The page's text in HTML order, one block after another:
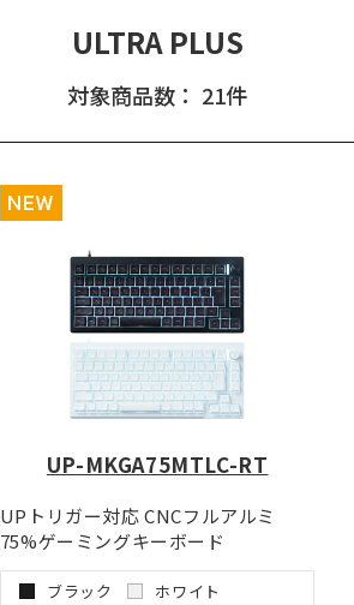
ULTRA PLUS
対象商品数： 21件
NEW
UP-MKGA75MTLC-RT
UPトリガー対応 CNCフルアルミ
75%ゲーミングキーボード
ブラック ホワイト